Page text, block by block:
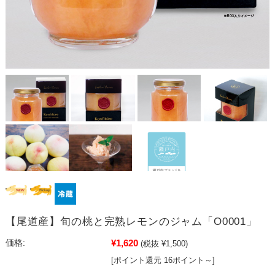
【尾道産】旬の桃と完熟レモンのジャム「O0001」
価格: ¥1,620 (税抜 ¥1,500)
[ポイント還元 16ポイント～]